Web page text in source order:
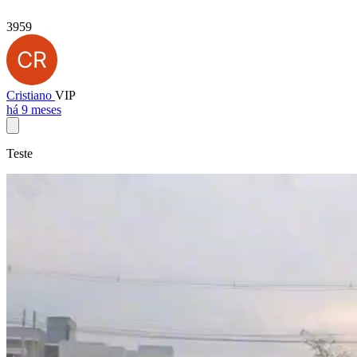
3959
Cristiano VIP
há 9 meses
Teste